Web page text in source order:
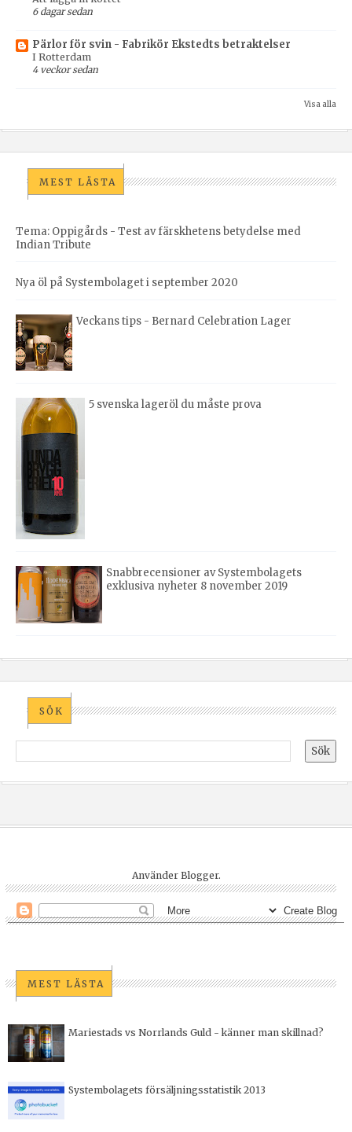
6 dagar sedan
Pärlor för svin - Fabrikör Ekstedts betraktelser
I Rotterdam
4 veckor sedan
Visa alla
MEST LÄSTA
Tema: Oppigårds - Test av färskhetens betydelse med
Indian Tribute
Nya öl på Systembolaget i september 2020
Veckans tips - Bernard Celebration Lager
5 svenska lageröl du måste prova
Snabbrecensioner av Systembolagets
exklusiva nyheter 8 november 2019
SÖK
Använder Blogger.
MEST LÄSTA
Mariestads vs Norrlands Guld - känner man skillnad?
Systembolagets försäljningsstatistik 2013